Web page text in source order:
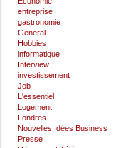
entreprise
gastronomie
General
Hobbies
informatique
Interview
investissement
Job
L'essentiel
Logement
Londres
Nouvelles Idées Business
Presse